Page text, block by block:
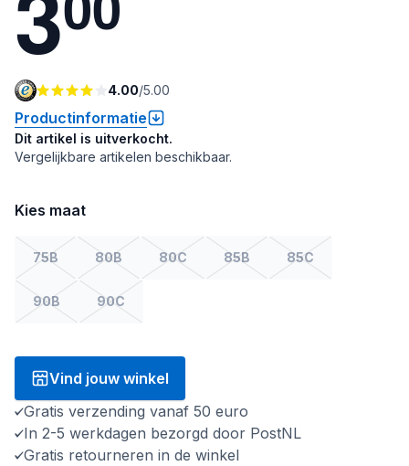
4.00/5.00
Productinformatie
Dit artikel is uitverkocht.
Vergelijkbare artikelen beschikbaar.
Kies maat
75B 80B 80C 85B 85C
90B 90C
Vind jouw winkel
Gratis verzending vanaf 50 euro
In 2-5 werkdagen bezorgd door PostNL
Gratis retourneren in de winkel